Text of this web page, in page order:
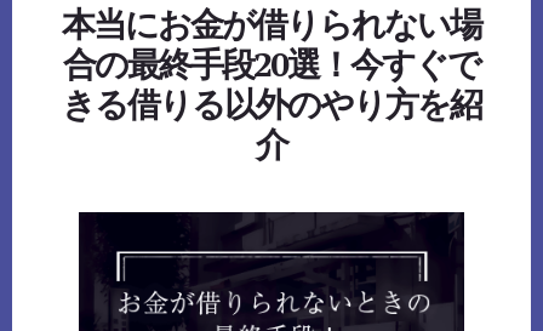
本当にお金が借りられない場
合の最終手段20選！今すぐで
きる借りる以外のやり方を紹
介